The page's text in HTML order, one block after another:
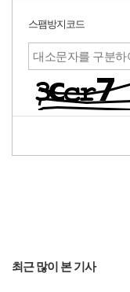
스팸방지코드
최근 많이 본 기사